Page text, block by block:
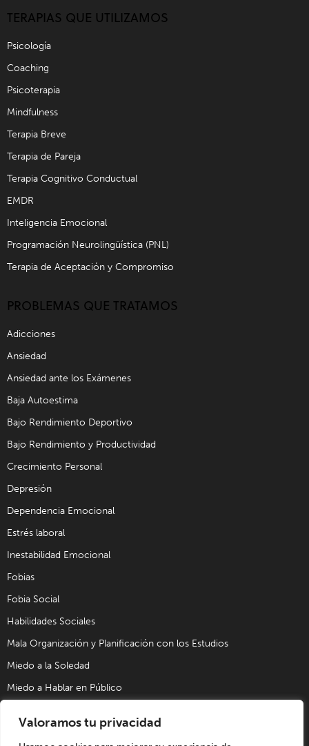
Valoramos tu privacidad
TERAPIAS QUE UTILIZAMOS
Psicología
Coaching
Psicoterapia
Mindfulness
Terapia Breve
Terapia de Pareja
Terapia Cognitivo Conductual
EMDR
Inteligencia Emocional
Programación Neurolingüística (PNL)
Terapia de Aceptación y Compromiso
PROBLEMAS QUE TRATAMOS
Adicciones
Ansiedad
Ansiedad ante los Exámenes
Baja Autoestima
Bajo Rendimiento Deportivo
Bajo Rendimiento y Productividad
Crecimiento Personal
Depresión
Dependencia Emocional
Estrés laboral
Inestabilidad Emocional
Fobias
Fobia Social
Habilidades Sociales
Mala Organización y Planificación con los Estudios
Miedo a la Soledad
Miedo a Hablar en Público